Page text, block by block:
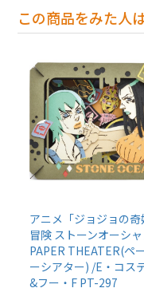
この商品をみた人
アニメ「ジョジョの奇
冒険 ストーンオーシャ
PAPER THEATER(ペ
ーシアター) /E・コス
&フー・F PT-297